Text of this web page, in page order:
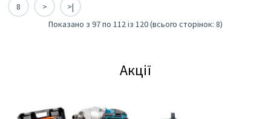
8
>
>|
Показано з 97 по 112 із 120 (всього сторінок: 8)
Акції